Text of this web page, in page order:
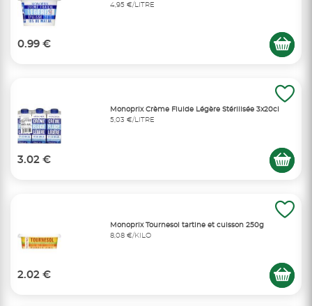
4,95 €/LITRE
0.99 €
Monoprix Crème Fluide Légère Stérilisée 3x20cl
5,03 €/LITRE
3.02 €
Monoprix Tournesol tartine et cuisson 250g
8,08 €/KILO
2.02 €